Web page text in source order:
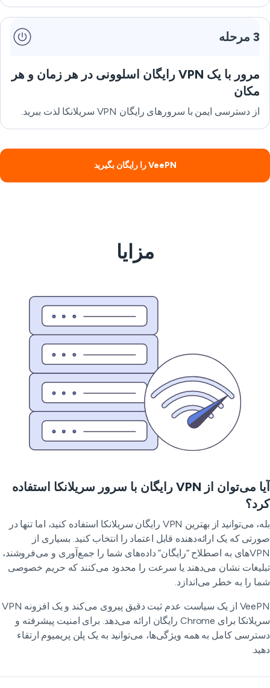
مرور با یک VPN رایگان اسلوونی در هر زمان و هر
مکان
از دسترسی ایمن با سرورهای رایگان VPN سریلانکا لذت ببرید.
VeePN را رایگان بگیرید
مزایا
آیا می‌توان از VPN رایگان با سرور سریلانکا استفاده
بله، می‌توانید از بهترین VPN رایگان سریلانکا استفاده کنید، اما تنها در
که یک ارائه‌دهنده قابل اعتماد را انتخاب کنید. بسیاری از
VPNهای به اصطلاح “رایگان” داده‌های شما را جمع‌آوری و می‌فروشند،
نشان می‌دهند یا سرعت را محدود می‌کنند که حریم خصوصی
را به خطر می‌اندازد.
VeePN از یک سیاست عدم ثبت دقیق پیروی می‌کند و یک افزونه VPN
سریلانکا برای Chrome رایگان ارائه می‌دهد. برای امنیت پیشرفته و
کامل به همه ویژگی‌ها، می‌توانید به یک پلن پریمیوم ارتقاء